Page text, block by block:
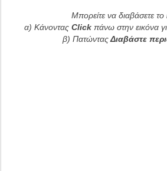
Μπορείτε να διαβάσετε το
α) Κάνοντας Click πάνω στην εικόνα
β) ΠατώνταςΔιαβάστε